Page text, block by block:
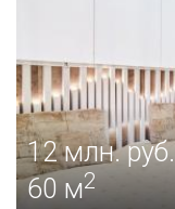
12млн. руб.
60 м2